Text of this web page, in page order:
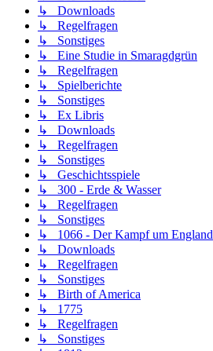
↳ Downloads
↳ Regelfragen
↳ Sonstiges
↳ Eine Studie in Smaragdgrün
↳ Regelfragen
↳ Spielberichte
↳ Sonstiges
↳ Ex Libris
↳ Downloads
↳ Regelfragen
↳ Sonstiges
↳ Geschichtsspiele
↳ 300 - Erde & Wasser
↳ Regelfragen
↳ Sonstiges
↳ 1066 - Der Kampf um England
↳ Downloads
↳ Regelfragen
↳ Sonstiges
↳ Birth of America
↳ 1775
↳ Regelfragen
↳ Sonstiges